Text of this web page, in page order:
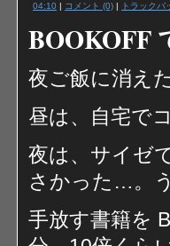
04:10 | コメント (0) | トラックバ
BOOKOFF
夜ご飯に消え
昼は、自宅で
夜は、サイゼ
さかった…。
手放す書籍を